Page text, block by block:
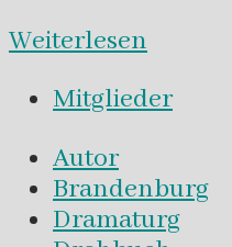
Weiterlesen
Mitglieder
Autor
Brandenburg
Dramaturg